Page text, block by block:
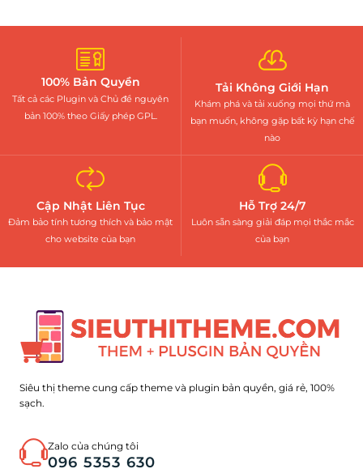
100% Bản Quyền
Tất cả các Plugin và Chủ đề nguyên
bản 100% theo Giấy phép GPL.
Tải Không Giới Hạn
Khám phá và tải xuống mọi thứ mà
bạn muốn, không gặp bất kỳ hạn chế
nào
Cập Nhật Liên Tục
Đảm bảo tính tương thích và bảo mật
cho website của bạn
Hỗ Trợ 24/7
Luôn sẵn sàng giải đáp mọi thắc mắc
của bạn
Siêu thị theme cung cấp theme và plugin bản quyền, giá rẻ, 100%
sạch.
Zalo của chúng tôi
096 5353 630